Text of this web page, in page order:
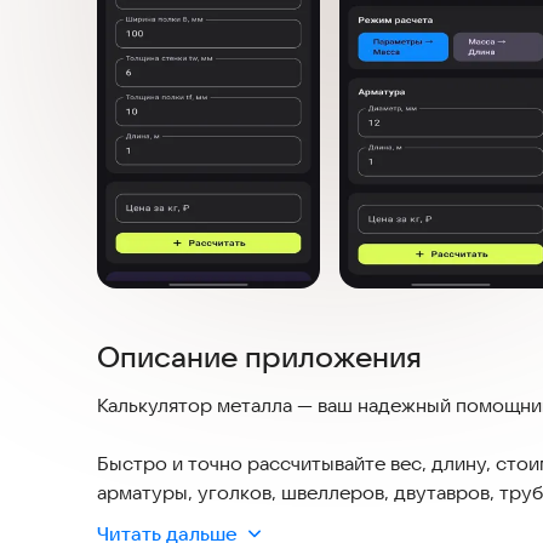
Описание приложения
Калькулятор металла — ваш надежный
Быстро и точно рассчитывайте вес, длину,
арматуры, уголков, швеллеров, двутавров,
укажите размеры и марку стали — и получите
Читать дальше